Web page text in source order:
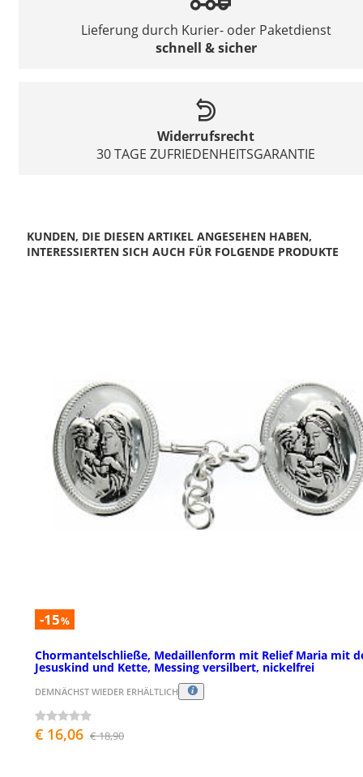
Lieferung durch Kurier- oder Paketdienst
schnell & sicher
Widerrufsrecht
30 TAGE ZUFRIEDENHEITSGARANTIE
KUNDEN, DIE DIESEN ARTIKEL ANGESEHEN HABEN,
INTERESSIERTEN SICH AUCH FÜR FOLGENDE PRODUKTE
-15%
Chormantelschließe, Medaillenform mit Relief Maria mit
Jesuskind und Kette, Messing versilbert, nickelfrei
DEMNÄCHST WIEDER ERHÄLTLICH
€ 16,06 € 18,90